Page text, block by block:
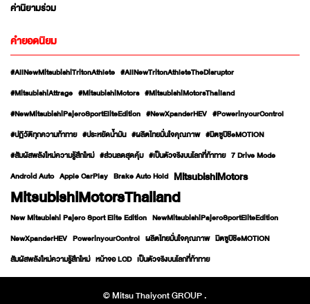
ค่านิยามร่วม
คำยอดนิยม
#AllNewMitsubishiTritonAthlete #AllNewTritonAthleteTheDisruptor
#MitsubishiAttrage #MitsubishiMotors #MitsubishiMotorsThailand
#NewMitsubishiPajeroSportEliteEdition #NewXpanderHEV #PowerinyourControl
#ปฏิวัติทุกความท้าทาย #ประหยัดน้ำมัน #ผลิตไทยมั่นใจคุณภาพ #มิตซูบิชิeMOTION
#สัมผัสพลังใหม่ความรู้สึกใหม่ #ส่วนลดสุดคุ้ม #เป็นตัวจริงบนโลกที่ท้าทาย 7 Drive Mode
Android Auto Apple CarPlay Brake Auto Hold MitsubishiMotors
MitsubishiMotorsThailand
New Mitsubishi Pajero Sport Elite Edition NewMitsubishiPajeroSportEliteEdition
NewXpanderHEV PowerinyourControl ผลิตไทยมั่นใจคุณภาพ มิตซูบิชิeMOTION
สัมผัสพลังใหม่ความรู้สึกใหม่ หน้าจอ LCD เป็นตัวจริงบนโลกที่ท้าทาย
© Mitsu Thaiyont GROUP .